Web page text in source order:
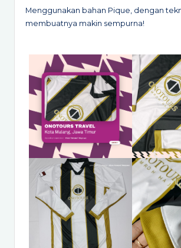
Menggunakan bahan Pique, dengan
membuatnya makin sempurna!